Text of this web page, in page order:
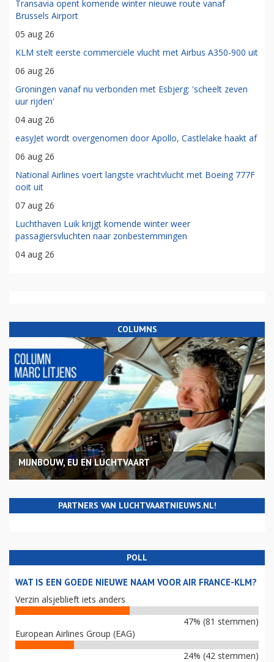
Transavia opent komende winter nieuwe route vanaf
Brussels Airport
05 aug 26
KLM stelt eerste commerciële vlucht met Airbus A350-900 uit
06 aug 26
Groningen vanaf nu verbonden met Esbjerg: 'scheelt zeven
uur rijden'
04 aug 26
easyJet wordt overgenomen door Apollo, Castlelake haakt af
06 aug 26
National Airlines voert langste vrachtvlucht met Boeing 777F
ooit uit
07 aug 26
Luchthaven Luik krijgt komende winter weer
passagiersvluchten naar zonbestemmingen
04 aug 26
COLUMNS
MIJNBOUW, EU EN LUCHTVAART
PARTNERS VAN LUCHTVAARTNIEUWS.NL!
POLL
WAT IS EEN GOEDE NIEUWE NAAM VOOR AIR FRANCE-KLM?
Verzin alsjeblieft iets anders
47% (81 stemmen)
European Airlines Group (EAG)
24% (42 stemmen)